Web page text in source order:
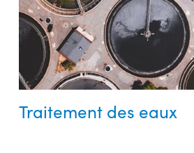
Traitement des eaux